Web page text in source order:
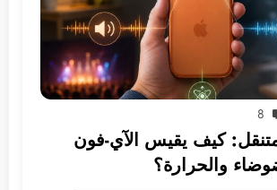
8
كيف يقيس الآي-فون
والحرارة؟